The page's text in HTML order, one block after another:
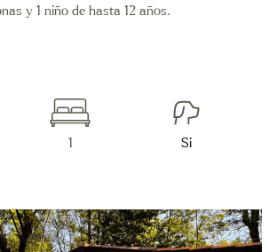
y 1 niño de hasta 12 años.
1 Si